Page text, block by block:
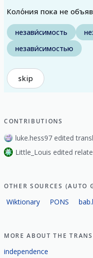
Коло́ния пока не
незави́симость
незави́симостью
skip
CONTRIBUTIONS
luke.hess97 edited
Little_Louis edited
OTHER SOURCES (AUTO
Wiktionary PONS
MORE ABOUT THE
independence